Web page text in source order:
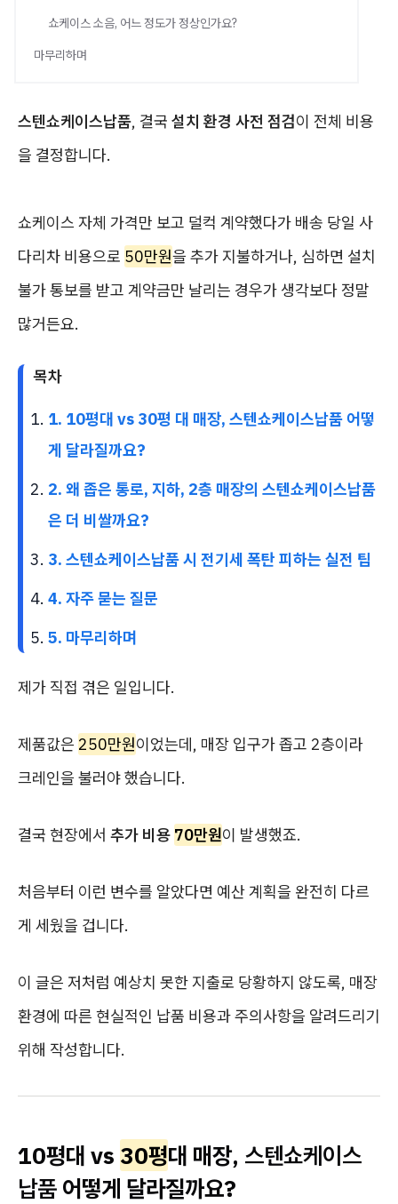
쇼케이스 소음, 어느 정도가 정상인가요?
마무리하며
스텐쇼케이스납품, 결국 설치 환경 사전 점검이 전체 비용
을 결정합니다.
쇼케이스 자체 가격만 보고 덜컥 계약했다가 배송 당일 사
다리차 비용으로 50만원을 추가 지불하거나, 심하면 설치
불가 통보를 받고 계약금만 날리는 경우가 생각보다 정말
많거든요.
목차
1. 10평대 vs 30평 대 매장, 스텐쇼케이스납품 어떻
게 달라질까요?
2. 왜 좁은 통로, 지하, 2층 매장의 스텐쇼케이스납품
은 더 비쌀까요?
3. 스텐쇼케이스납품 시 전기세 폭탄 피하는 실전 팁
4. 자주 묻는 질문
5. 마무리하며
제가 직접 겪은 일입니다.
제품값은 250만원이었는데, 매장 입구가 좁고 2층이라
크레인을 불러야 했습니다.
결국 현장에서 추가 비용 70만원이 발생했죠.
처음부터 이런 변수를 알았다면 예산 계획을 완전히 다르
게 세웠을 겁니다.
이 글은 저처럼 예상치 못한 지출로 당황하지 않도록, 매장
환경에 따른 현실적인 납품 비용과 주의사항을 알려드리기
위해 작성합니다.
10평대 vs 30평대 매장, 스텐쇼케이스
납품 어떻게 달라질까요?